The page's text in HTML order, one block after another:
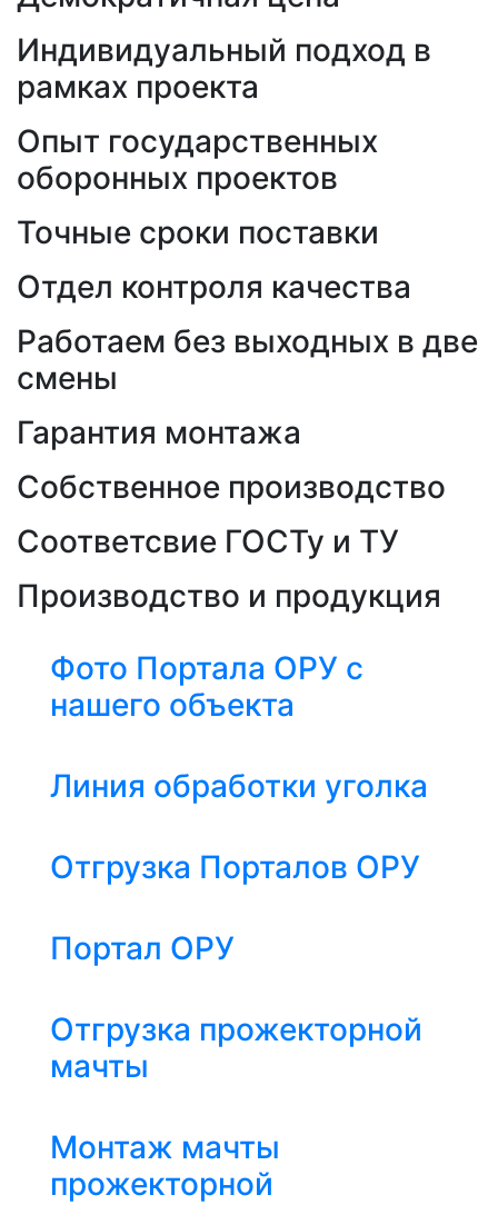
Индивидуальный подход в
рамках проекта
Опыт государственных
оборонных проектов
Точные сроки поставки
Отдел контроля качества
Работаем без выходных в две
смены
Гарантия монтажа
Собственное производство
Соответсвие ГОСТу и ТУ
Производство и продукция
Фото Портала ОРУ с
нашего объекта
Линия обработки уголка
Отгрузка Порталов ОРУ
Портал ОРУ
Отгрузка прожекторной
мачты
Монтаж мачты
прожекторной